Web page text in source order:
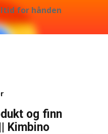
for hånden
og finn
Kimbino